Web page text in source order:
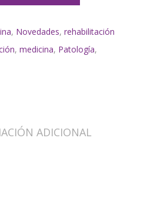
, Novedades, rehabilitación
, medicina, Patología,
ADICIONAL